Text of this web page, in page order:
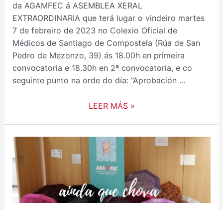
da AGAMFEC á ASEMBLEA XERAL
EXTRAORDINARIA que terá lugar o vindeiro martes
7 de febreiro de 2023 no Colexio Oficial de
Médicos de Santiago de Compostela (Rúa de San
Pedro de Mezonzo, 39) ás 18.00h en primeira
convocatoria e 18.30h en 2ª convocatoria, e co
seguinte punto na orde do día: “Aprobación …
LEER MÁS »
RESUMO
89TH
EGPRN
E
XXIII